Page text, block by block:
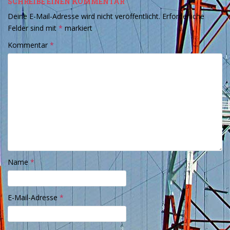
Deine E-Mail-Adresse wird nicht veröffentlicht. Erforderliche
Felder sind mit * markiert
Kommentar *
Name *
E-Mail-Adresse *